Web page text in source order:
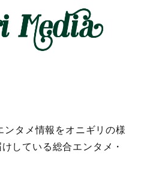
タメ情報をオニギリの様
している総合エンタメ・